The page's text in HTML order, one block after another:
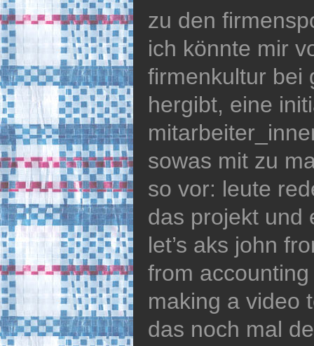
zu den
ich könnte mir
firmenkultur bei
hergibt, eine
sowas mit zu
so vor: leute
das projekt und
let’s aks john
from
making a video
das noch mal